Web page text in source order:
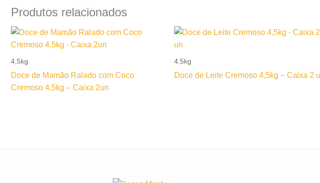
Produtos relacionados
4,5kg
Doce de Mamão Ralado com Coco
Cremoso 4,5kg – Caixa 2un
4,5kg
Doce de Leite Cremoso 4,5kg – Caixa 2